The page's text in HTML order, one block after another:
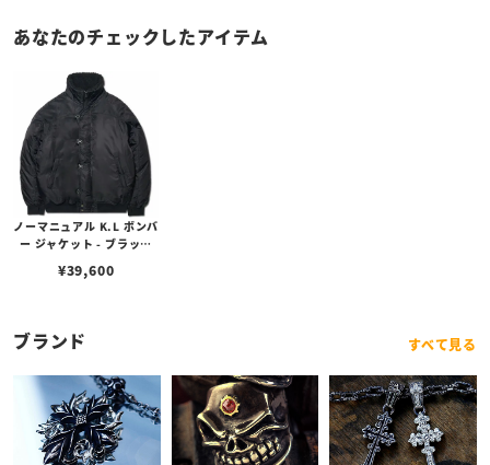
あなたのチェックしたアイテム
ノーマニュアル K.L ボンバ
ー ジャケット - ブラック
¥39,600
ブランド すべて見る